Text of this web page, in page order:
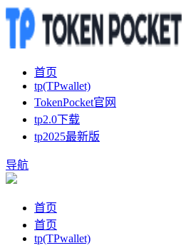
首页
tp(TPwallet)
TokenPocket官网
tp2.0下载
tp2025最新版
导航
首页
首页
tp(TPwallet)